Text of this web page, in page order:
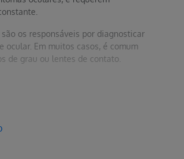
os responsáveis por diagnosticar
ocular. Em muitos casos, é comum
de grau ou lentes de contato.